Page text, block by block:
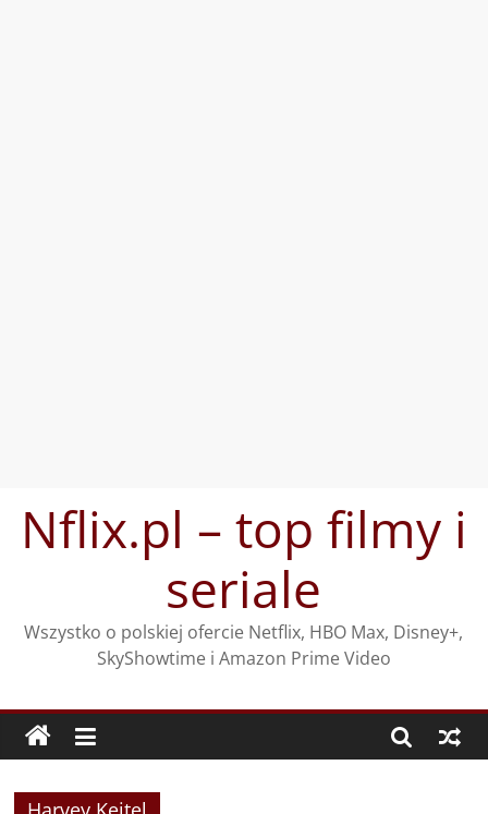
treściNflix.pl – top filmy i
seriale
Wszystko o polskiej ofercie Netflix, HBO Max, Disney+,
SkyShowtime i Amazon Prime Video